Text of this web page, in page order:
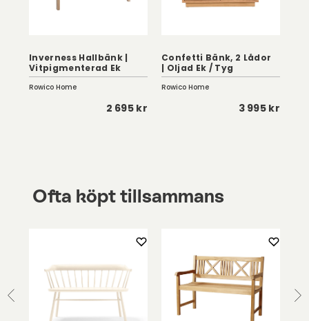
Inverness Hallbänk |
Vitpigmenterad Ek
Rowico Home
2 695 kr
Confetti Bänk, 2 Lådor
| Oljad Ek / Tyg
Rowico Home
3 995 kr
Ofta köpt tillsammans